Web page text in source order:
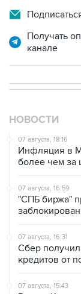
Получать
канале
НОВОСТИ
07 августа, 18:16
Инфляция в
более чем за
07 августа, 16:59
"СПБ биржа"
07 августа, 16:31
Сбер получил
кредитов от
07 августа, 15:43